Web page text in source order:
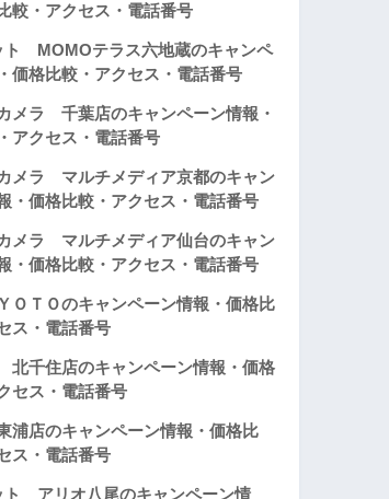
較・アクセス・電話番号
ト MOMOテラス六地蔵のキャンペ
価格比較・アクセス・電話番号
メラ 千葉店のキャンペーン情報・
アクセス・電話番号
メラ マルチメディア京都のキャン
・価格比較・アクセス・電話番号
メラ マルチメディア仙台のキャン
・価格比較・アクセス・電話番号
ＯＴＯのキャンペーン情報・価格比
ス・電話番号
千住店のキャンペーン情報・価格
セス・電話番号
店のキャンペーン情報・価格比
ス・電話番号
ト アリオ八尾のキャンペーン情